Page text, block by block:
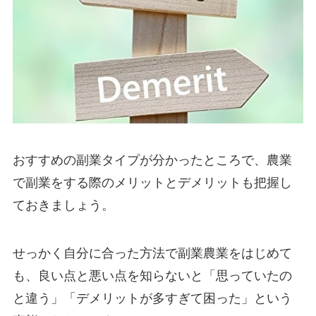
おすすめの副業タイプが分かったところで、
農業
で副業をする際のメリットとデメリットも把握 し
ておきましょう。
せっかく自分に合った方法で副業農業をはじめて
も、良い点と悪い点を知らないと
「思っていたの
と違う」「デメリットが多すぎて困った」
という